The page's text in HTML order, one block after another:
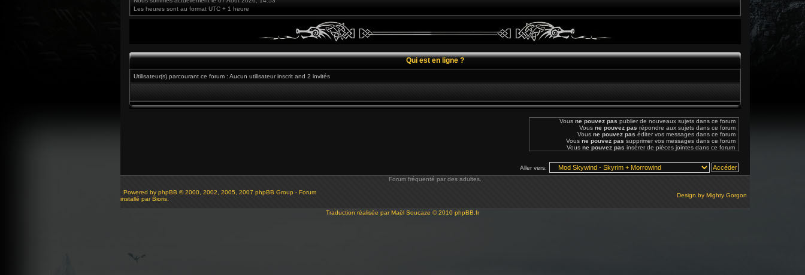
Les heures sont au format UTC + 1 heure
Qui est en ligne ?
Utilisateur(s) parcourant ce forum : Aucun utilisateur inscrit and 2 invités
Vous ne pouvez pas publier de nouveaux sujets dans ce forum
Vous ne pouvez pas répondre aux sujets dans ce forum
Vous ne pouvez pas éditer vos messages dans ce forum
Vous ne pouvez pas supprimer vos messages dans ce forum
Vous ne pouvez pas insérer de pièces jointes dans ce forum
Aller vers:
Forum fréquenté par des adultes.
Powered by phpBB © 2000, 2002, 2005, 2007 phpBB Group - Forum
installé par Bioris.
Design by Mighty Gorgon
Traduction réalisée parMaël Soucaze © 2010 phpBB.fr